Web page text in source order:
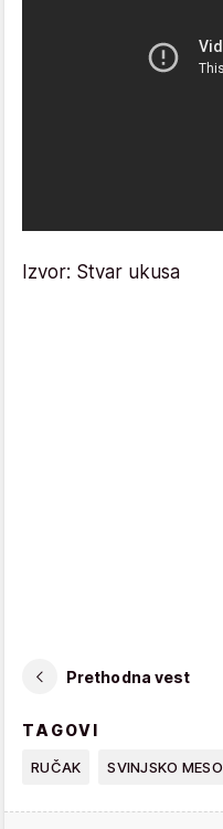
Izvor: Stvar ukusa
Prethodna vest
TAGOVI
RUČAK SVINJSKO MESO